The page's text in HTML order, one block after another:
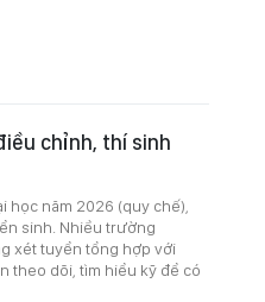
chỉnh, thí sinh
học năm 2026 (quy chế),
sinh. Nhiều trường
xét tuyển tổng hợp với
theo dõi, tìm hiểu kỹ để có